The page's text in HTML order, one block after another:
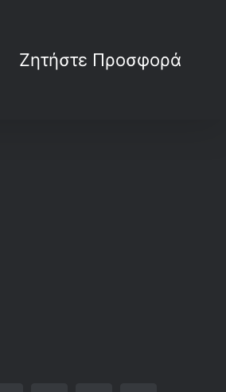
Ζητήστε Προσφορά